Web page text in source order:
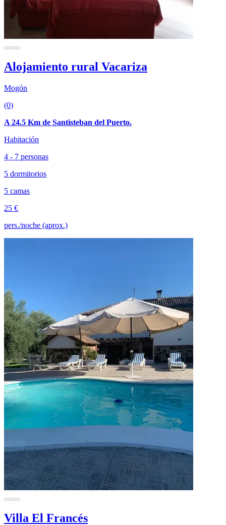
Alojamiento rural Vacariza
Mogón
(0)
A 24.5 Km de Santisteban del Puerto.
Habitación
4 - 7 personas
5 dormitorios
5 camas
25 €
pers./noche (aprox.)
Villa El Francés